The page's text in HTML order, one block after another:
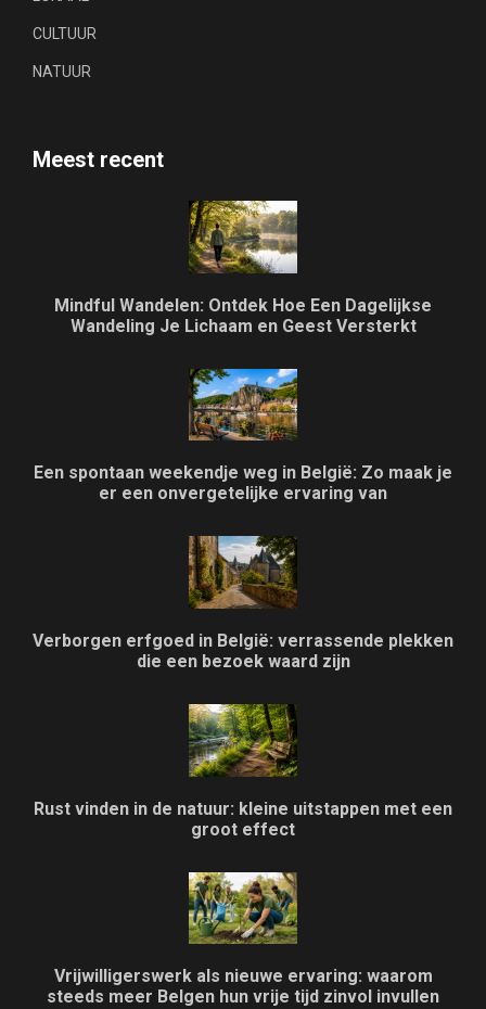
CULTUUR
NATUUR
Meest recent
Mindful Wandelen: Ontdek Hoe Een Dagelijkse
Wandeling Je Lichaam en Geest Versterkt
Een spontaan weekendje weg in België: Zo maak je
er een onvergetelijke ervaring van
Verborgen erfgoed in België: verrassende plekken
die een bezoek waard zijn
Rust vinden in de natuur: kleine uitstappen met een
groot effect
Vrijwilligerswerk als nieuwe ervaring: waarom
steeds meer Belgen hun vrije tijd zinvol invullen